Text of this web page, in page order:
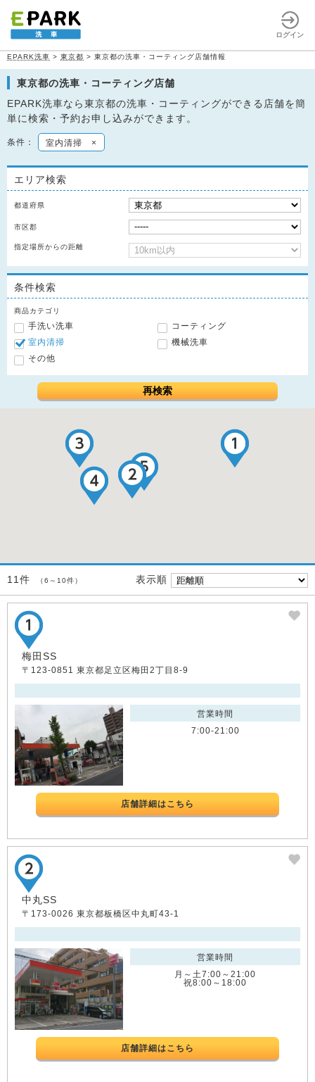
ログイン
EPARK洗車 > 東京都 > 東京都の洗車・コーティング店舗情報
東京都の洗車・コーティング店舗
EPARK洗車なら東京都の洗車・コーティングができる店舗を簡
単に検索・予約お申し込みができます。
条件： 室内清掃 ×
エリア検索
都道府県
市区郡
指定場所からの距離
条件検索
商品カテゴリ
手洗い洗車
コーティング
室内清掃
機械洗車
その他
再検索
11件 （6～10件） 表示順
梅田SS
〒123-0851 東京都足立区梅田2丁目8-9
営業時間
7:00-21:00
店舗詳細はこちら
中丸SS
〒173-0026 東京都板橋区中丸町43-1
営業時間
月～土7:00～21:00
祝8:00～18:00
店舗詳細はこちら